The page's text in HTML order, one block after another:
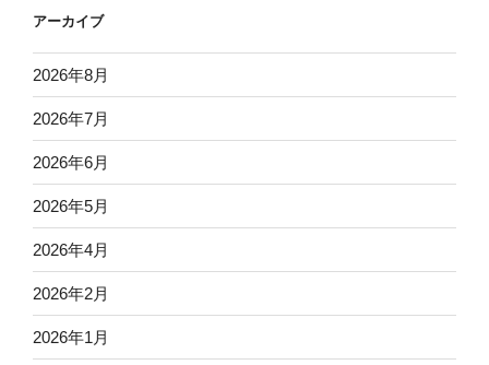
アーカイブ
2026年8月
2026年7月
2026年6月
2026年5月
2026年4月
2026年2月
2026年1月